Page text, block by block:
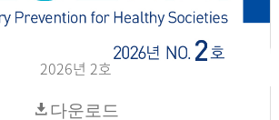
2026년 2호
다운로드